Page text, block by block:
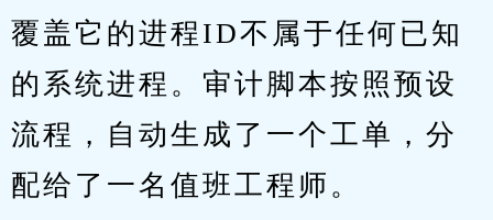
覆盖它的进程ID不属于任何已知
的系统进程。审计脚本按照预设
流程，自动生成了一个工单，分
配给了一名值班工程师。